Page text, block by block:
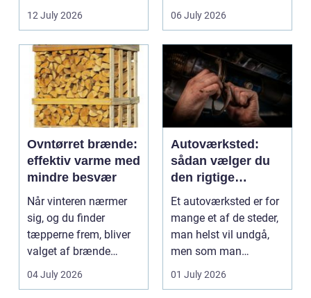
mindre CO2-udslip og
12 July 2026
påvirker medarbejder...
06 July 2026
Ovntørret brænde:
effektiv varme med
mindre besvær
Når vinteren nærmer
sig, og du finder
tæpperne frem, bliver
valget af brænde
pludselig vigtigt.
Mang...
04 July 2026
Autoværksted:
sådan vælger du
den rigtige
mekaniker
Et autoværksted er for
mange et af de steder,
man helst vil undgå,
men som man
alligevel...
01 July 2026